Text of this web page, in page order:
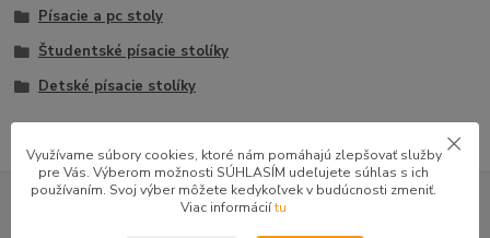
Písacie a pc stoly
Študentské písacie stolíky
Detské písacie stolíky
GOOGLE RECENZIE ZÁKAZNÍKOV
Využívame súbory cookies, ktoré nám pomáhajú zlepšovať služby
pre Vás. Výberom možnosti SÚHLASÍM udeľujete súhlas s ich
používaním. Svoj výber môžete kedykoľvek v budúcnosti zmeniť.
Viac informáciítu